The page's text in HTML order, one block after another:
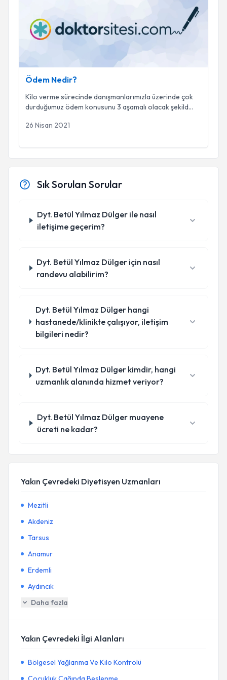
Ödem Nedir?
Kilo verme sürecinde danışmanlarımızla üzerinde çok
durduğumuz ödem konusunu 3 aşamalı olacak şekild...
26 Nisan 2021
Sık Sorulan Sorular
Dyt. Betül Yılmaz Dülger ile nasıl
iletişime geçerim?
Dyt. Betül Yılmaz Dülger için nasıl
randevu alabilirim?
Dyt. Betül Yılmaz Dülger hangi
hastanede/klinikte çalışıyor, iletişim
bilgileri nedir?
Dyt. Betül Yılmaz Dülger kimdir, hangi
uzmanlık alanında hizmet veriyor?
Dyt. Betül Yılmaz Dülger muayene
ücreti ne kadar?
Yakın Çevredeki Diyetisyen Uzmanları
Mezitli
Akdeniz
Tarsus
Anamur
Erdemli
Aydıncık
Daha fazla
Yakın Çevredeki İlgi Alanları
Bölgesel Yağlanma Ve Kilo Kontrolü